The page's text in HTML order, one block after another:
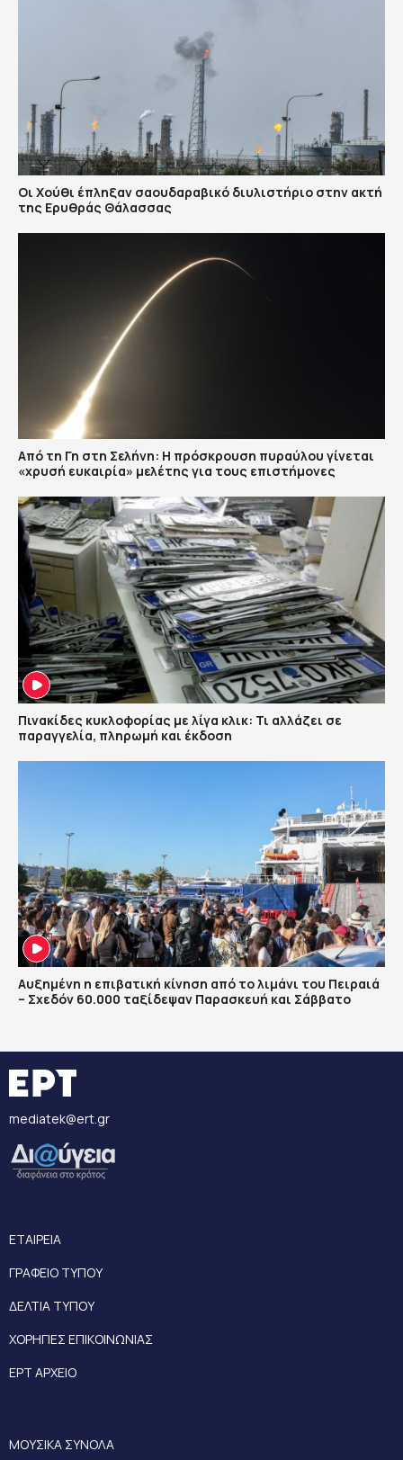
Οι Χούθι έπληξαν σαουδαραβικό διυλιστήριο στην ακτή
της Ερυθράς Θάλασσας
Από τη Γη στη Σελήνη: Η πρόσκρουση πυραύλου γίνεται
«χρυσή ευκαιρία» μελέτης για τους επιστήμονες
Πινακίδες κυκλοφορίας με λίγα κλικ: Τι αλλάζει σε
παραγγελία, πληρωμή και έκδοση
Αυξημένη η επιβατική κίνηση από το λιμάνι του Πειραιά
– Σχεδόν 60.000 ταξίδεψαν Παρασκευή και Σάββατο
mediatek@ert.gr
ΕΤΑΙΡΕΙΑ
ΓΡΑΦΕΙΟ ΤΥΠΟΥ
ΔΕΛΤΙΑ ΤΥΠΟΥ
ΧΟΡΗΓΙΕΣ ΕΠΙΚΟΙΝΩΝΙΑΣ
ΕΡΤ ΑΡΧΕΙΟ
ΜΟΥΣΙΚΑ ΣΥΝΟΛΑ